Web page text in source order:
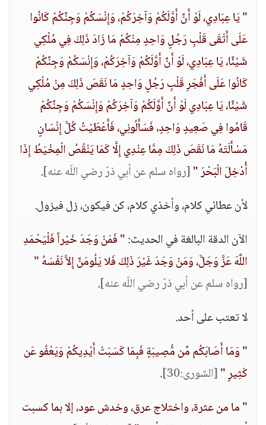
" يَا عِبَادِي، لَوْ أَنَّ أَوَّلَكُمْ وَآخِرَكُمْ، وَإِنْسَكُمْ وَجِنَّكُمْ كَانُوا
عَلَى أَتْقَى قَلْبِ رَجُلٍ وَاحِدٍ مِنْكُمْ مَا زَادَ ذَلِكَ فِي مُلْكِي
شَيْئًا، يَا عِبَادِي، لَوْ أَنَّ أَوَّلَكُمْ وَآخِرَكُمْ، وَإِنْسَكُمْ وَجِنَّكُمْ
كَانُوا عَلَى أَفْجَرِ قَلْبِ رَجُلٍ وَاحِدٍ مَا نَقَصَ ذَلِكَ مِنْ مُلْكِي
شَيْئًا، يَا عِبَادِي لَوْ أَنَّ أَوَّلَكُمْ وَآخِرَكُمْ وَإِنْسَكُمْ وَجِنَّكُمْ
قَامُوا فِي صَعِيدٍ وَاحِدٍ، فَسَأَلُونِي، فَأَعْطَيْتُ كُلَّ إِنْسَانٍ
مَسْأَلَتَهُ مَا نَقَصَ ذَلِكَ مِمَّا عِنْدِي إِلَّا كَمَا يَنْقُصُ الْمِخْيَطُ إِذَا
أُدْخِلَ الْبَحْرَ "[رواه سلم عن أبي ذرّ رضي اللّه عنه].
لأن عطائي كلام، وأخذي كلام، كن فيكون، زل فيزول.
الآن الدقة البالغة في الحديث:" فَمَنْ وَجَدَ خَيْراً فَلْيَحْمَدِ
اللَّهَ عَزَّ وَجَلَّ، وَمَنْ وَجَدَ غَيْرَ ذَلِكَ فَلا يَلُومَنَّ إِلاَّ نَفْسَهُ "
[رواه سلم عن أبي ذرّ رضي اللّه عنه].
لا تعتب على أحد.
" وَمَا أَصَابَكُم مِّن مُّصِيبَةٍ فَبِمَا كَسَبَتْ أَيْدِيكُمْ وَيَعْفُو عَن
كَثِيرٍ "[الشورى:30]
.
" ما من عثرة، واختلاج عرق، وخدش عود، إلا بما كسبت